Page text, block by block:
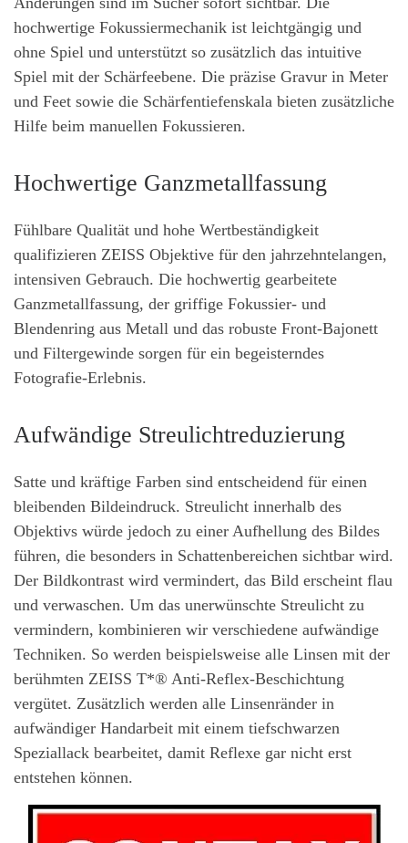
hochwertige Fokussiermechanik ist leichtgängig und
ohne Spiel und unterstützt so zusätzlich das intuitive
Spiel mit der Schärfeebene. Die präzise Gravur in Meter
und Feet sowie die Schärfentiefenskala bieten zusätzliche
Hilfe beim manuellen Fokussieren.
Hochwertige Ganzmetallfassung
Fühlbare Qualität und hohe Wertbeständigkeit
qualifizieren ZEISS Objektive für den jahrzehntelangen,
intensiven Gebrauch. Die hochwertig gearbeitete
Ganzmetallfassung, der griffige Fokussier- und
Blendenring aus Metall und das robuste Front-Bajonett
und Filtergewinde sorgen für ein begeisterndes
Fotografie-Erlebnis.
Aufwändige Streulichtreduzierung
Satte und kräftige Farben sind entscheidend für einen
bleibenden Bildeindruck. Streulicht innerhalb des
Objektivs würde jedoch zu einer Aufhellung des Bildes
führen, die besonders in Schattenbereichen sichtbar wird.
Der Bildkontrast wird vermindert, das Bild erscheint flau
und verwaschen. Um das unerwünschte Streulicht zu
vermindern, kombinieren wir verschiedene aufwändige
Techniken. So werden beispielsweise alle Linsen mit der
berühmten ZEISS T*® Anti-Reflex-Beschichtung
vergütet. Zusätzlich werden alle Linsenränder in
aufwändiger Handarbeit mit einem tiefschwarzen
Speziallack bearbeitet, damit Reflexe gar nicht erst
entstehen können.